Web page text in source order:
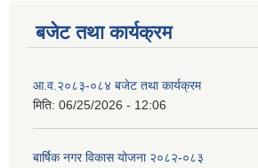
बजेट तथा कार्यक्रम
आ.व.२०८३-०८४ बजेट तथा कार्यक्रम
मिति: 06/25/2026 - 12:06
बार्षिक नगर विकास योजना २०८२-०८३